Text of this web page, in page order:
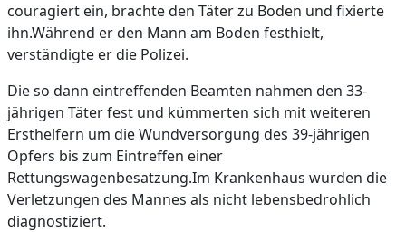
couragiert ein, brachte den Täter zu Boden und fixierte
ihn.Während er den Mann am Boden festhielt,
verständigte er die Polizei.
Die so dann eintreffenden Beamten nahmen den 33-
jährigen Täter fest und kümmerten sich mit weiteren
Ersthelfern um die Wundversorgung des 39-jährigen
Opfers bis zum Eintreffen einer
Rettungswagenbesatzung.Im Krankenhaus wurden die
Verletzungen des Mannes als nicht lebensbedrohlich
diagnostiziert.